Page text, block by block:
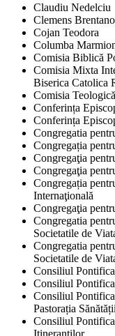
Claudiu Nedelciu
Clemens Brentano
Cojan Teodora
Columba
Comisia Biblică
Comisia Mixta
Biserica Catolica
Comisia
Conferința
Conferința
Congregatia
Congregația
Congregaţia
Congregaţia
Congregația
Internaţională
Congregaţia
Congregatia
Societatile de
Congregatia
Societatile de
Consiliul
Consiliul
Consiliul
Pastorația
Consiliul